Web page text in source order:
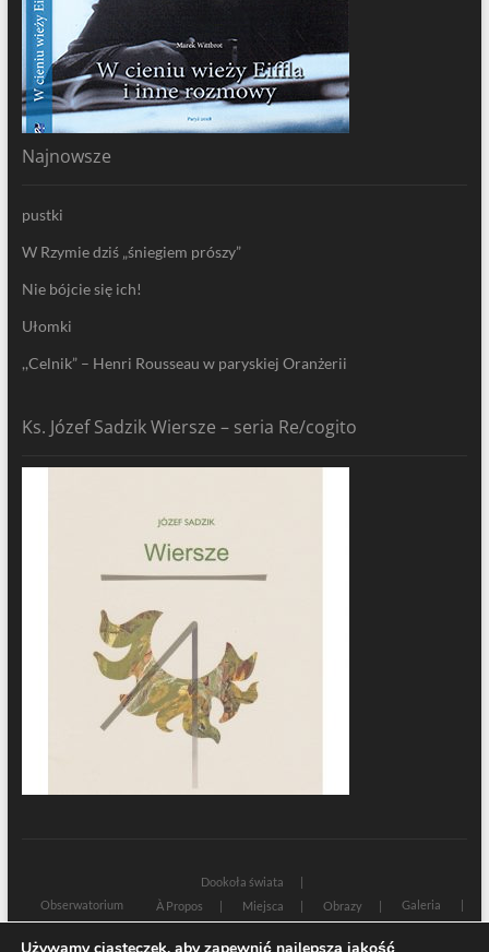
Najnowsze
pustki
W Rzymie dziś „śniegiem prószy”
Nie bójcie się ich!
Ułomki
,,Celnik” – Henri Rousseau w paryskiej Oranżerii
Ks. Józef Sadzik Wiersze – seria Re/cogito
Dookoła świata
Obserwatorium
À Propos Miejsca Obrazy
Galeria